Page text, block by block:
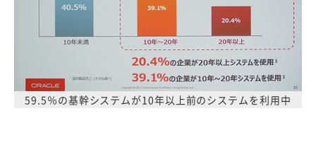
59.5％の基幹システムが10年以上前のシステムを利用中